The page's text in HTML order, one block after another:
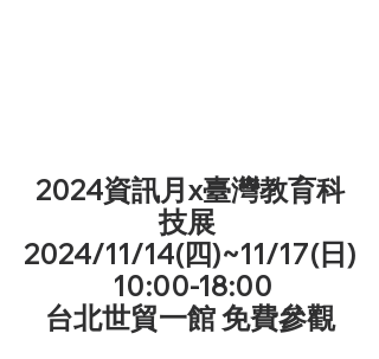
2024資訊月x臺灣教育科
技展
2024/11/14(四)~11/17(日)
10:00-18:00
台北世貿一館 免費參觀